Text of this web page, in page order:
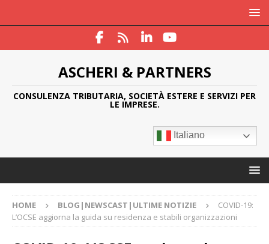
ASCHERI & PARTNERS
CONSULENZA TRIBUTARIA, SOCIETÀ ESTERE E SERVIZI PER
LE IMPRESE.
Italiano
HOME BLOG|NEWSCAST|ULTIME NOTIZIE
COVID-19:
L’OCSE aggiorna la guida su residenza e stabili organizzazioni